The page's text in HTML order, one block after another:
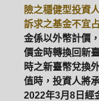
險之穩健型投資
訴求之基金不宜
金係以外幣計價
價金時轉換回新
時之新臺幣兌換
值時，投資人將
2022年3月8日經